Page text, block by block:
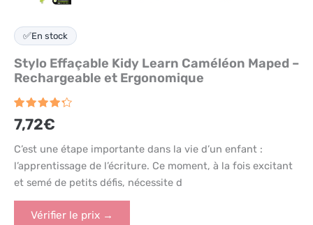
✅En stock
Stylo Effaçable Kidy Learn Caméléon Maped –
Rechargeable et Ergonomique
Noté
4.3sur
sur
8
notations
client
7,72€
C’est une étape importante dans la vie d’un enfant :
l’apprentissage de l’écriture. Ce moment, à la fois excitant
et semé de petits défis, nécessite d
Vérifier le prix →